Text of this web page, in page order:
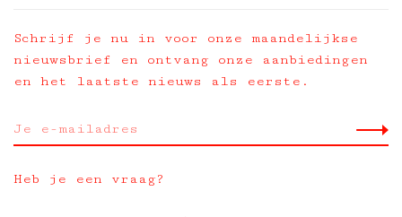
Schrijf je nu in voor onze maandelijkse
nieuwsbrief en ontvang onze aanbiedingen
en het laatste nieuws als eerste.
Heb je een vraag?